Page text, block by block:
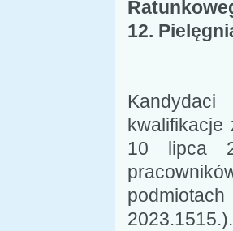
12.
10 lipca
2023.1515.).